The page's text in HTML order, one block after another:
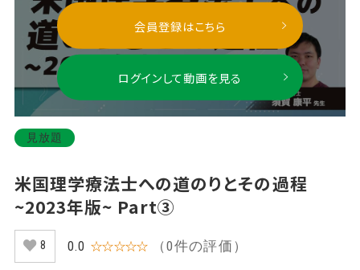
会員登録はこちら
ログインして動画を見る
見放題
米国理学療法士への道のりとその過程
~2023年版~ Part③
8 0.0 ☆☆☆☆☆ （0件の評価）